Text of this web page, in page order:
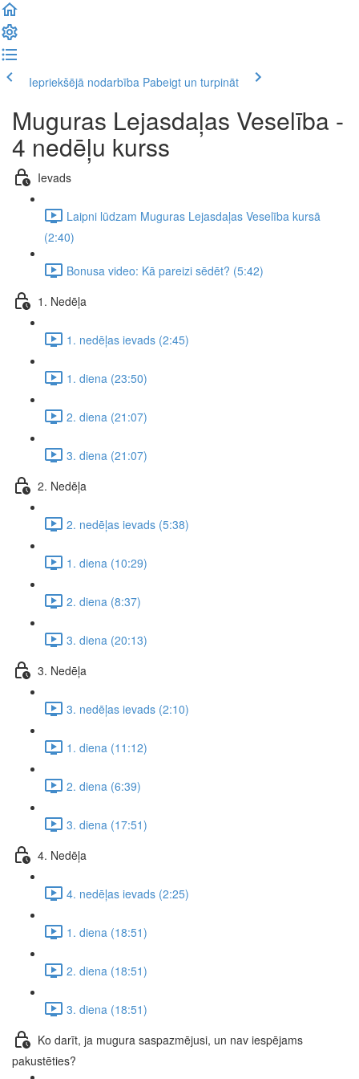
Iepriekšējā nodarbība Pabeigt un turpināt
Muguras Lejasdaļas Veselība -
4 nedēļu kurss
Ievads
Laipni lūdzam Muguras Lejasdaļas Veselība kursā
(2:40)
Bonusa video: Kā pareizi sēdēt? (5:42)
1. Nedēļa
1. nedēļas ievads (2:45)
1. diena (23:50)
2. diena (21:07)
3. diena (21:07)
2. Nedēļa
2. nedēļas ievads (5:38)
1. diena (10:29)
2. diena (8:37)
3. diena (20:13)
3. Nedēļa
3. nedēļas ievads (2:10)
1. diena (11:12)
2. diena (6:39)
3. diena (17:51)
4. Nedēļa
4. nedēļas ievads (2:25)
1. diena (18:51)
2. diena (18:51)
3. diena (18:51)
Ko darīt, ja mugura saspazmējusi, un nav iespējams
pakustēties?